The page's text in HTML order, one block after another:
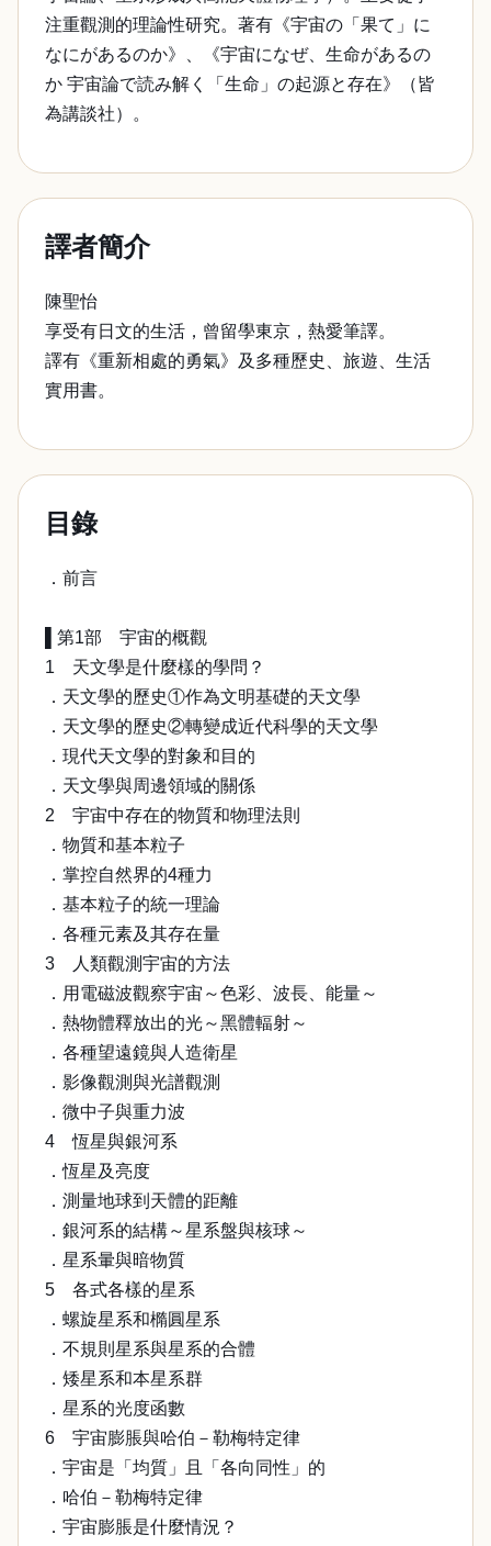
注重觀測的理論性研究。著有《宇宙の「果て」に
なにがあるのか》、《宇宙になぜ、生命があるの
か 宇宙論で読み解く「生命」の起源と存在》（皆
為講談社）。
譯者簡介
陳聖怡
享受有日文的生活，曾留學東京，熱愛筆譯。
譯有《重新相處的勇氣》及多種歷史、旅遊、生活
實用書。
目錄
．前言
▌第1部 宇宙的概觀
1 天文學是什麼樣的學問？
．天文學的歷史①作為文明基礎的天文學
．天文學的歷史②轉變成近代科學的天文學
．現代天文學的對象和目的
．天文學與周邊領域的關係
2 宇宙中存在的物質和物理法則
．物質和基本粒子
．掌控自然界的4種力
．基本粒子的統一理論
．各種元素及其存在量
3 人類觀測宇宙的方法
．用電磁波觀察宇宙～色彩、波長、能量～
．熱物體釋放出的光～黑體輻射～
．各種望遠鏡與人造衛星
．影像觀測與光譜觀測
．微中子與重力波
4 恆星與銀河系
．恆星及亮度
．測量地球到天體的距離
．銀河系的結構～星系盤與核球～
．星系暈與暗物質
5 各式各樣的星系
．螺旋星系和橢圓星系
．不規則星系與星系的合體
．矮星系和本星系群
．星系的光度函數
6 宇宙膨脹與哈伯－勒梅特定律
．宇宙是「均質」且「各向同性」的
．哈伯－勒梅特定律
．宇宙膨脹是什麼情況？